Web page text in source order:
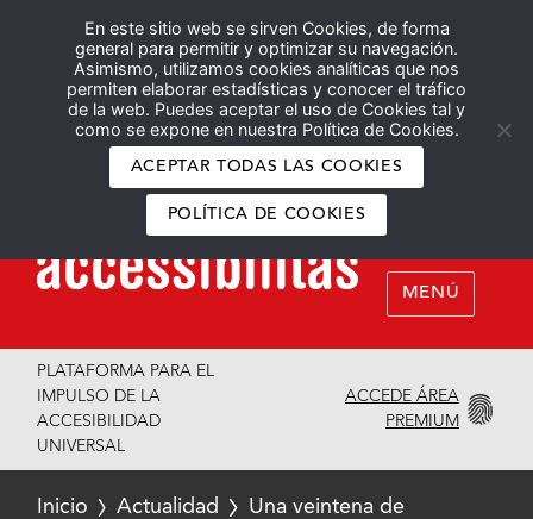
En este sitio web se sirven Cookies, de forma
general para permitir y optimizar su navegación.
Asimismo, utilizamos cookies analíticas que nos
permiten elaborar estadísticas y conocer el tráfico
de la web. Puedes aceptar el uso de Cookies tal y
como se expone en nuestra Política de Cookies.
ACEPTAR TODAS LAS COOKIES
POLÍTICA DE COOKIES
Español English
MENÚ
PLATAFORMA PARA EL
IMPULSO DE LA
ACCESIBILIDAD
UNIVERSAL
ACCEDE ÁREA
PREMIUM
Inicio Actualidad
Una veintena de